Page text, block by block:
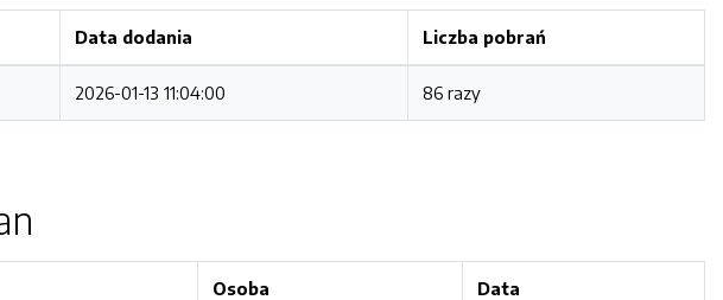
Data dodania Liczba pobrań
2026-01-13 11:04:00 86 razy
Osoba Data